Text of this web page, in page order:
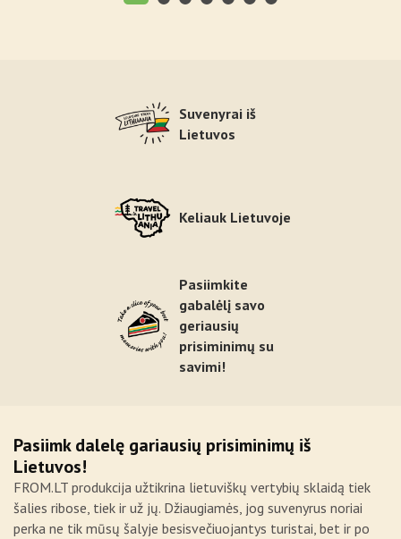
Suvenyrai iš
Lietuvos
Keliauk Lietuvoje
Pasiimkite
gabalėlį savo
geriausių
prisiminimų su
savimi!
Pasiimk dalelę gariausių prisiminimų iš
Lietuvos!
FROM.LT produkcija užtikrina lietuviškų vertybių sklaidą tiek
šalies ribose, tiek ir už jų. Džiaugiamės, jog suvenyrus noriai
perka ne tik mūsų šalyje besisvečiuojantys turistai, bet ir po